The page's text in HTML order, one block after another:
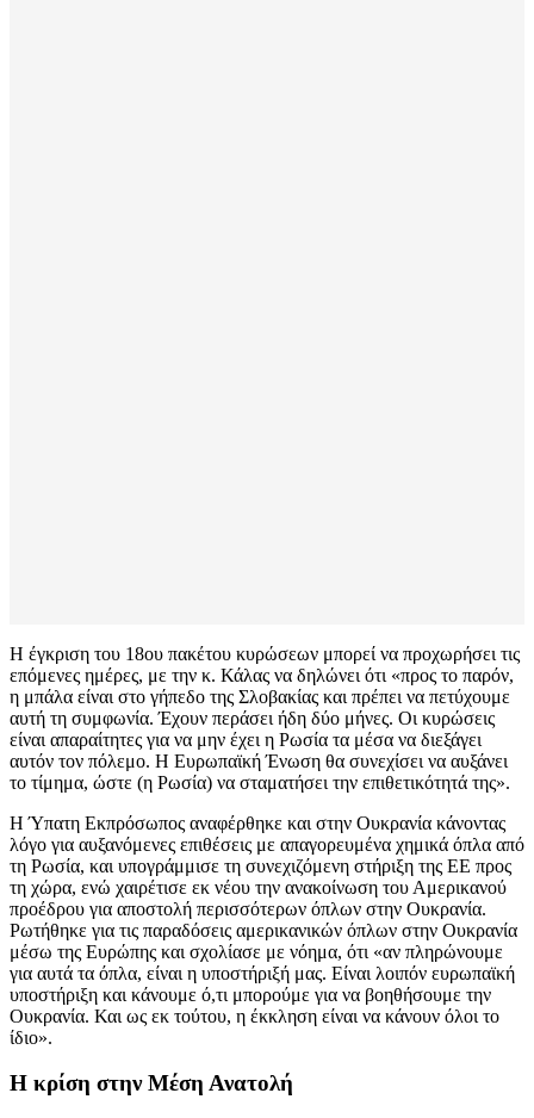
Η έγκριση του 18ου πακέτου κυρώσεων μπορεί να προχωρήσει τις
επόμενες ημέρες, με την κ. Κάλας να δηλώνει ότι «προς το παρόν,
η μπάλα είναι στο γήπεδο της Σλοβακίας και πρέπει να πετύχουμε
αυτή τη συμφωνία. Έχουν περάσει ήδη δύο μήνες. Οι κυρώσεις
είναι απαραίτητες για να μην έχει η Ρωσία τα μέσα να διεξάγει
αυτόν τον πόλεμο. Η Ευρωπαϊκή Ένωση θα συνεχίσει να αυξάνει
το τίμημα, ώστε (η Ρωσία) να σταματήσει την επιθετικότητά της».
Η Ύπατη Εκπρόσωπος αναφέρθηκε και στην Ουκρανία κάνοντας
λόγο για αυξανόμενες επιθέσεις με απαγορευμένα χημικά όπλα από
τη Ρωσία, και υπογράμμισε τη συνεχιζόμενη στήριξη της ΕΕ προς
τη χώρα, ενώ χαιρέτισε εκ νέου την ανακοίνωση του Αμερικανού
προέδρου για αποστολή περισσότερων όπλων στην Ουκρανία.
Ρωτήθηκε για τις παραδόσεις αμερικανικών όπλων στην Ουκρανία
μέσω της Ευρώπης και σχολίασε με νόημα, ότι «αν πληρώνουμε
για αυτά τα όπλα, είναι η υποστήριξή μας. Είναι λοιπόν ευρωπαϊκή
υποστήριξη και κάνουμε ό,τι μπορούμε για να βοηθήσουμε την
Ουκρανία. Και ως εκ τούτου, η έκκληση είναι να κάνουν όλοι το
ίδιο».
Η κρίση στην Μέση Ανατολή